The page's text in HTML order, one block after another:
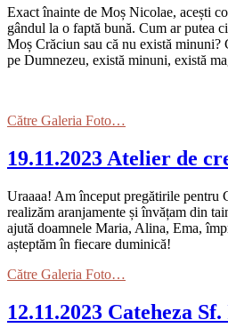
Exact înainte de Moș Nicolae, acești
gândul la o faptă bună. Cum ar putea
Moș Crăciun sau că nu există minuni?
pe Dumnezeu, există minuni, există
Către Galeria Foto…
19.11.2023 Atelier de
Uraaaa! Am început pregătirile pentru
realizăm aranjamente și învățam din
ajută doamnele Maria, Alina, Ema,
așteptăm în fiecare duminică!
Către Galeria Foto…
12.11.2023 Cateheza